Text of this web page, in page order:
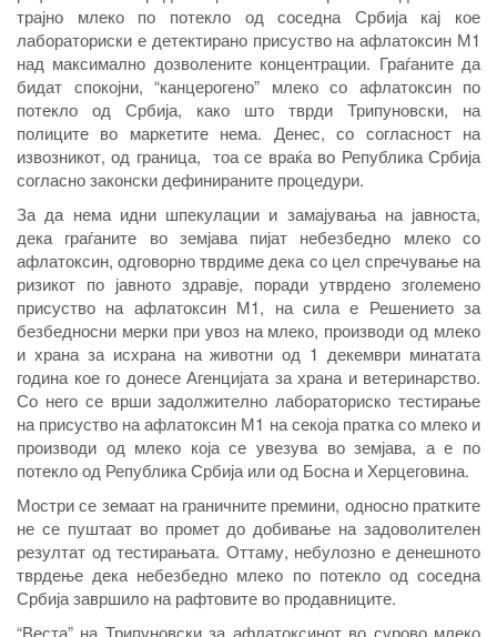
трајно млеко по потекло од соседна Србија кај кое
лабораториски е детектирано присуство на афлатоксин М1
над максимално дозволените концентрации. Граѓаните да
бидат спокојни, “канцерогено” млеко со афлатоксин по
потекло од Србија, како што тврди Трипуновски, на
полиците во маркетите нема. Денес, со согласност на
извозникот, од граница, тоа се враќа во Република Србија
согласно законски дефинираните процедури.
За да нема идни шпекулации и замајувања на јавноста,
дека граѓаните во земјава пијат небезбедно млеко со
афлатоксин, одговорно тврдиме дека со цел спречување на
ризикот по јавното здравје, поради утврдено зголемено
присуство на афлатоксин М1, на сила е Решението за
безбедносни мерки при увоз на млеко, производи од млеко
и храна за исхрана на животни од 1 декември минатата
година кое го донесе Агенцијата за храна и ветеринарство.
Со него се врши задолжително лабораториско тестирање
на присуство на афлатоксин М1 на секоја пратка со млеко и
производи од млеко која се увезува во земјава, а е по
потекло од Република Србија или од Босна и Херцеговина.
Мостри се земаат на граничните премини, односно пратките
не се пуштаат во промет до добивање на задоволителен
резултат од тестирањата. Оттаму, небулозно е денешното
тврдење дека небезбедно млеко по потекло од соседна
Србија завршило на рафтовите во продавниците.
“Веста” на Трипуновски за афлатоксинот во сурово млеко